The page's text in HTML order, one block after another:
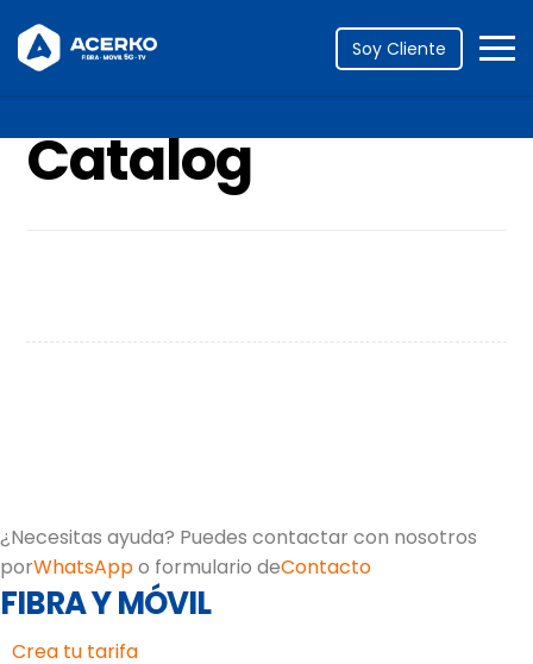
Soy Cliente
Portfolio
Catalog
¿Necesitas ayuda? Puedes contactar con nosotros
porWhatsAppo formulario deContacto
FIBRA Y MÓVIL
Crea tu tarifa